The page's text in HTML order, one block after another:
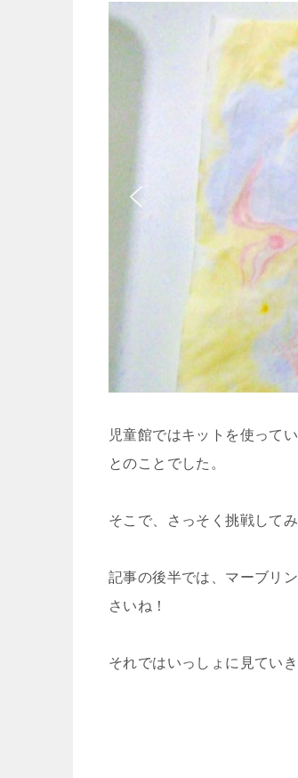
児童館ではキットを使って
とのことでした。
そこで、さっそく挑戦して
記事の後半では、マーブリ
さいね！
それではいっしょに見てい